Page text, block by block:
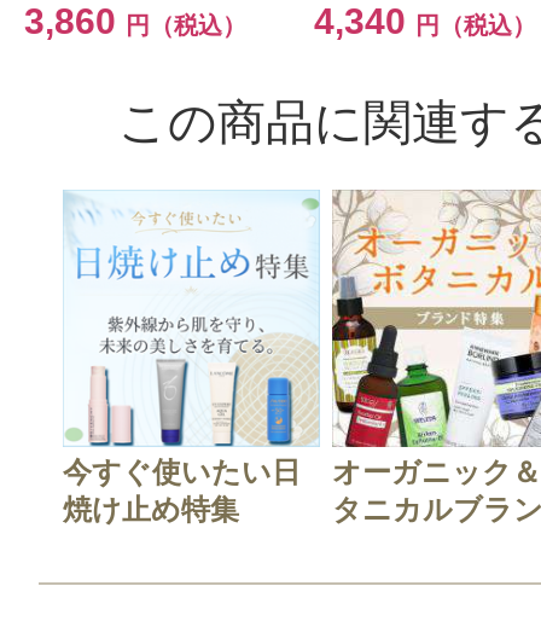
ストが顔をフワッと包みこんでそ
与えてくれて私の場合は夕方までメ
くても大丈夫です。化粧ポーチを持
り荷物が減りました
役
すべての104件のクチコミを
このコスメのレビューを書いて
3,860 円（税込） 4,340 円（税込）
この商品に関連す
今すぐ使いたい日
焼け止め特集
オーガニック
タニカルブラ